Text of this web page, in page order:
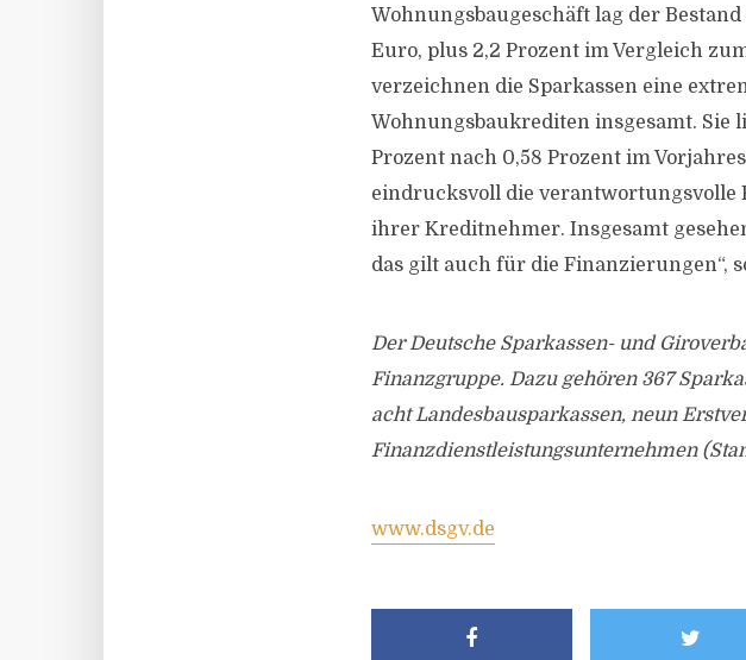
Wohnungsbaugeschäft lag der
Euro, plus 2,2 Prozent im Vergleich
verzeichnen die Sparkassen eine
Wohnungsbaukrediten insgesamt. Sie
Prozent nach 0,58 Prozent im
eindrucksvoll die verantwortungsvolle
ihrer Kreditnehmer. Insgesamt
das gilt auch für die Finanzierungen“,
Der Deutsche Sparkassen- und
Finanzgruppe. Dazu gehören 367
acht Landesbausparkassen, neun
Finanzdienstleistungsunternehmen
www.dsgv.de